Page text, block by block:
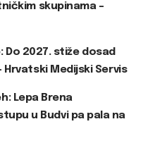
skupinama –
Do 2027. stiže dosad
Hrvatski Medijski Servis
Lepa Brena
u Budvi pa pala na